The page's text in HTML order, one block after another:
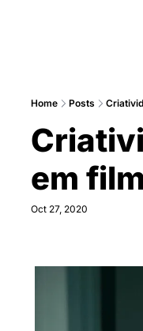
Home Posts
em
Oct 27, 2020